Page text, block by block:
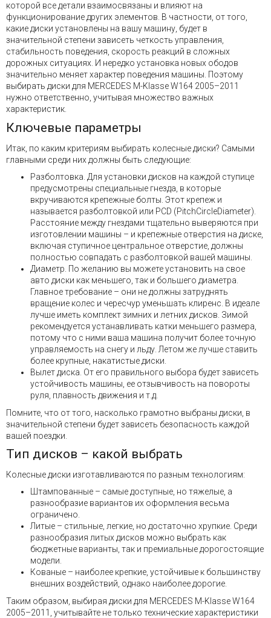
которой все детали взаимосвязаны и влияют на
функционирование других элементов. В частности, от того,
какие диски установлены на вашу машину, будет в
значительной степени зависеть четкость управления,
стабильность поведения, скорость реакций в сложных
дорожных ситуациях. И нередко установка новых ободов
значительно меняет характер поведения машины. Поэтому
выбирать диски для MERCEDES M-Klasse W164 2005–2011
нужно ответственно, учитывая множество важных
характеристик.
Ключевые параметры
Итак, по каким критериям выбирать колесные диски? Самыми
главными среди них должны быть следующие:
Разболтовка. Для установки дисков на каждой ступице
предусмотрены специальные гнезда, в которые
вкручиваются крепежные болты. Этот крепеж и
называется разболтовкой или PCD (PitchCircleDiameter).
Расстояние между гнездами тщательно выверяются при
изготовлении машины – и крепежные отверстия на диске,
включая ступичное центральное отверстие, должны
полностью совпадать с разболтовкой вашей машины.
Диаметр. По желанию вы можете установить на свое
авто диски как меньшего, так и большего диаметра.
Главное требование – они не должны затруднять
вращение колес и чересчур уменьшать клиренс. В идеале
лучше иметь комплект зимних и летних дисков. Зимой
рекомендуется устанавливать катки меньшего размера,
потому что с ними ваша машина получит более точную
управляемость на снегу и льду. Летом же лучше ставить
более крупные, накатистые диски.
Вылет диска. От его правильного выбора будет зависеть
устойчивость машины, ее отзывчивость на повороты
руля, плавность движения и т.д.
Помните, что от того, насколько грамотно выбраны диски, в
значительной степени будет зависеть безопасность каждой
вашей поездки.
Тип дисков – какой выбрать
Колесные диски изготавливаются по разным технологиям:
Штампованные – самые доступные, но тяжелые, а
разнообразие вариантов их оформления весьма
ограничено.
Литые – стильные, легкие, но достаточно хрупкие. Среди
разнообразия литых дисков можно выбрать как
бюджетные варианты, так и премиальные дорогостоящие
модели.
Кованые – наиболее крепкие, устойчивые к большинству
внешних воздействий, однако наиболее дорогие.
Таким образом, выбирая диски для MERCEDES M-Klasse W164
2005–2011, учитывайте не только технические характеристики